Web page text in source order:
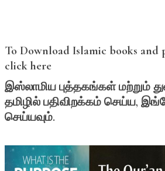
To Download Islamic books and
click here
இஸ்லாமிய புத்தகங்கள்மற்றும்
தமிழில் பதிவிறக்கம் செய்ய,
செய்யவும்.